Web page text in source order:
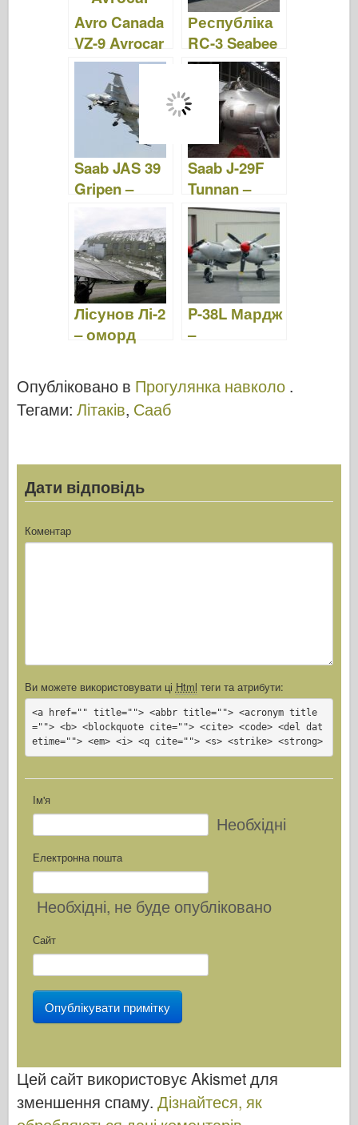
Avro Canada
VZ-9 Avrocar
– фото &
відео
Республіка
RC-3 Seabee
– фото
&відео
Saab JAS 39
Gripen –
відео
Saab J-29F
Tunnan –
Фото &
Відео
Лісунов Лі-2
– оморд
P-38L Мардж
–
Опубліковано в Прогулянка навколо .
Тегами: Літаків, Сааб
Дати відповідь
Коментар
Ви можете використовувати ці Html теги та атрибути:
<a href="" title=""> <abbr title=""> <acronym title
=""> <b> <blockquote cite=""> <cite> <code> <del dat
etime=""> <em> <i> <q cite=""> <s> <strike> <strong>
Ім'я
Необхідні
Електронна пошта
Необхідні, не буде опубліковано
Сайт
Цей сайт використовує Akismet для
зменшення спаму. Дізнайтеся, як